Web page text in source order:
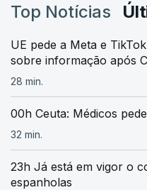
Top Notícias
UE pede a Meta e
sobre informação após
28 min.
00h Ceuta: Médicos
32 min.
23h Já está em vigor o
espanholas